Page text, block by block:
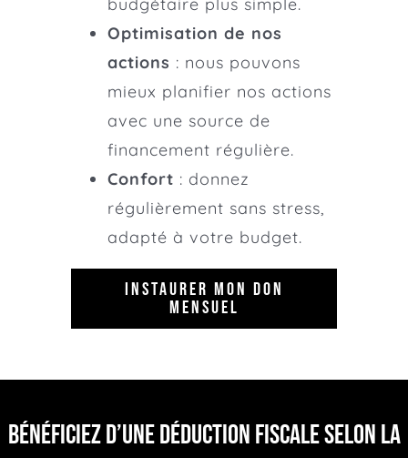
budgétaire plus simple.
Optimisation de nos
actions : nous pouvons
mieux planifier nos actions
avec une source de
financement régulière.
Confort : donnez
régulièrement sans stress,
adapté à votre budget.
INSTAURER MON DON
MENSUEL
Bénéficiez d’une déduction fiscale selon la